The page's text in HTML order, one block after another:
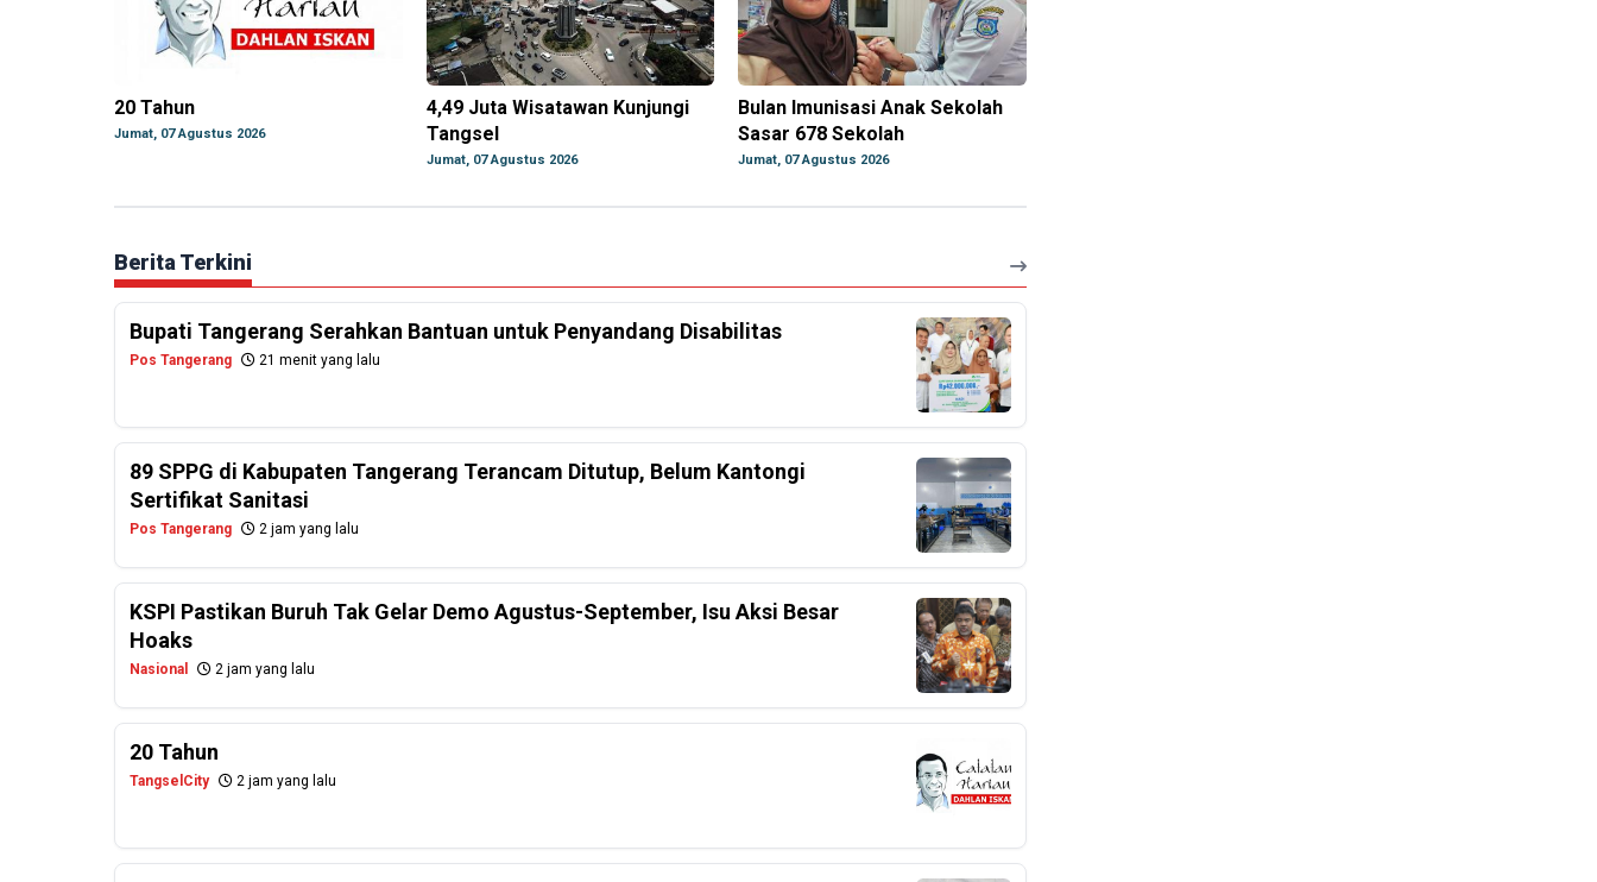
20 Tahun
Jumat, 07 Agustus 2026
4,49 Juta Wisatawan Kunjungi
Tangsel
Jumat, 07 Agustus 2026
Bulan Imunisasi Anak Sekolah
Sasar 678 Sekolah
Jumat, 07 Agustus 2026
Berita Terkini
Bupati Tangerang Serahkan Bantuan untuk Penyandang Disabilitas
Pos Tangerang 21 menit yang lalu
89 SPPG di Kabupaten Tangerang Terancam Ditutup, Belum Kantongi
Sertifikat Sanitasi
Pos Tangerang 2 jam yang lalu
KSPI Pastikan Buruh Tak Gelar Demo Agustus-September, Isu Aksi Besar
Hoaks
Nasional 2 jam yang lalu
20 Tahun
TangselCity 2 jam yang lalu